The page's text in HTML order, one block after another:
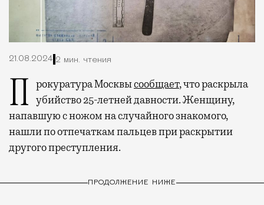
21.08.2024 2 мин. чтения
Прокуратура Москвысообщает, что раскрыла
убийство 25-летней давности. Женщину,
напавшую с ножом на случайного знакомого,
нашли по отпечаткам пальцев при раскрытии
другого преступления.
ПРОДОЛЖЕНИЕ НИЖЕ